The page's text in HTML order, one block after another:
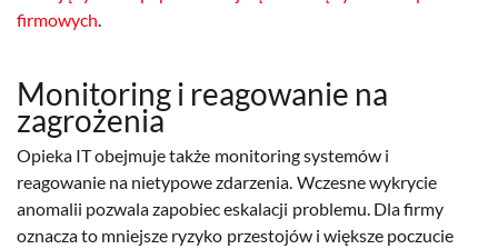
firmowych.
Monitoring i reagowanie na
zagrożenia
Opieka IT obejmuje także monitoring systemów i
reagowanie na nietypowe zdarzenia. Wczesne wykrycie
anomalii pozwala zapobiec eskalacji problemu. Dla firmy
oznacza to mniejsze ryzyko przestojów i większe poczucie